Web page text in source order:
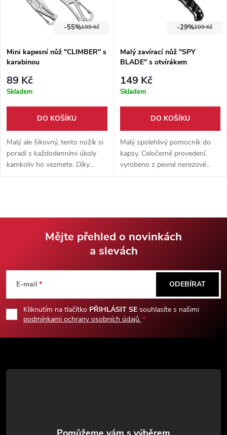
199 Kč
-55%
Mini kapesní nůž "CLIMBER" s
karabinou
89 Kč
Skladem
DO KOŠÍKU
Malý ale šikovný, tento nožík si
poradí s každodenními úkoly
kamkoliv ho vezmete. Díky
karabince s Vámi může
209 Kč
-29%
Malý zavírací nůž "SPY
BLADE" s otvírákem
149 Kč
Skladem
DO KOŠÍKU
Malý spolehlivý pomocník do
kapsy. Celočerné provedení,
vyrobeno z pevné nerezové
oceli. Čepel vybavena pevným
p
a
Mějte přehled o novinkách
a slevách
E-mail
Kliknutím na tlačítko PŘIHLÁSIT SE souhlasíte s našimi
podmínkami ochrany osobních údajů.
ODEBÍRAT